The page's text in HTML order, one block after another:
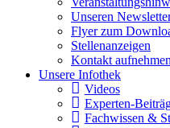
Unseren
Flyer zum
Stellenanzeigen
Kontakt aufnehmen
Unsere Infothek
Videos
Experten-
Fachwissen &